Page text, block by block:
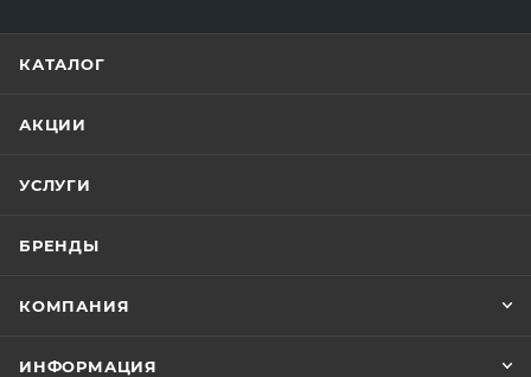
КАТАЛОГ
АКЦИИ
УСЛУГИ
БРЕНДЫ
КОМПАНИЯ
ИНФОРМАЦИЯ